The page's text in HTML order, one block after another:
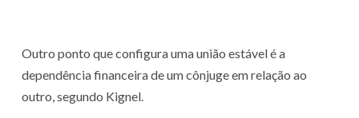
Outro ponto que configura uma união estável é a
dependência financeira de um cônjuge em relação ao
outro, segundo Kignel.